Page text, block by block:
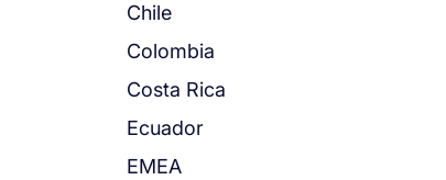
Chile
Colombia
Costa Rica
Ecuador
EMEA